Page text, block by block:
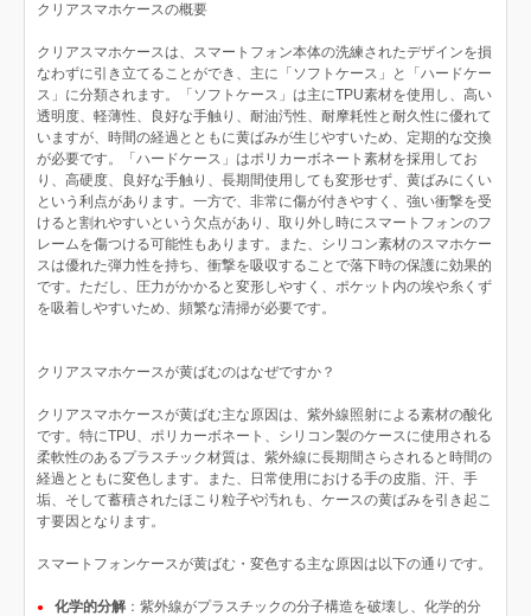
クリアスマホケースの概要
クリアスマホケースは、スマートフォン本体の洗練されたデザインを損
なわずに引き立てることができ、主に「ソフトケース」と「ハードケー
ス」に分類されます。「ソフトケース」は主にTPU素材を使用し、高い
透明度、軽薄性、良好な手触り、耐油汚性、耐摩耗性と耐久性に優れて
いますが、時間の経過とともに黄ばみが生じやすいため、定期的な交換
が必要です。「ハードケース」はポリカーボネート素材を採用してお
り、高硬度、良好な手触り、長期間使用しても変形せず、黄ばみにくい
という利点があります。一方で、非常に傷が付きやすく、強い衝撃を受
けると割れやすいという欠点があり、取り外し時にスマートフォンのフ
レームを傷つける可能性もあります。また、シリコン素材のスマホケー
スは優れた弾力性を持ち、衝撃を吸収することで落下時の保護に効果的
です。ただし、圧力がかかると変形しやすく、ポケット内の埃や糸くず
を吸着しやすいため、頻繁な清掃が必要です。
クリアスマホケースが黄ばむのはなぜですか？
クリアスマホケースが黄ばむ主な原因は、紫外線照射による素材の酸化
です。特にTPU、ポリカーボネート、シリコン製のケースに使用される
柔軟性のあるプラスチック材質は、紫外線に長期間さらされると時間の
経過とともに変色します。また、日常使用における手の皮脂、汗、手
垢、そして蓄積されたほこり粒子や汚れも、ケースの黄ばみを引き起こ
す要因となります。
スマートフォンケースが黄ばむ・変色する主な原因は以下の通りです。
● 化学的分解 ：紫外線がプラスチックの分子構造を破壊し、化学的分